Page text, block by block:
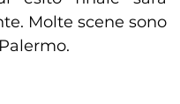
Molte scene sono